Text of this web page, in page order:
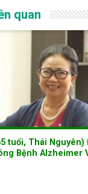
quan
tuổi, Thái Nguyên)
Bệnh Alzheimer